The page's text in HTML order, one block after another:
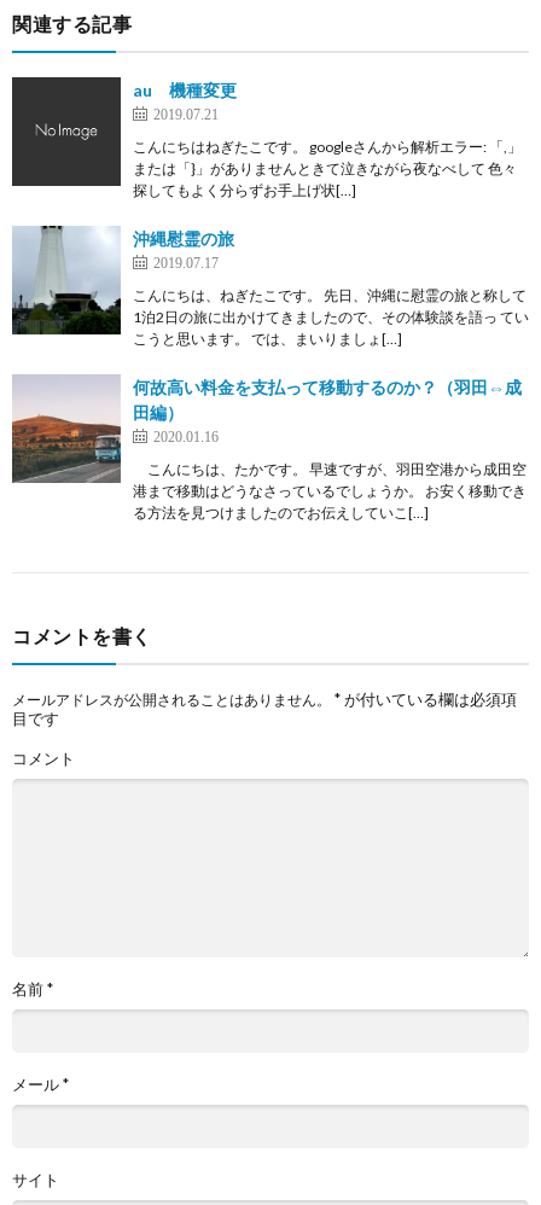
関連する記事
au 機種変更
2019.07.21
こんにちはねぎたこです。 googleさんから解析エラー: 「,」
または「}」がありませんときて泣きながら夜なべして 色々
探してもよく分らずお手上げ状[…]
沖縄慰霊の旅
2019.07.17
こんにちは、ねぎたこです。 先日、沖縄に慰霊の旅と称して
1泊2日の旅に出かけてきましたので、その体験談を語っ てい
こうと思います。 では、まいりましょ[…]
何故高い料金を支払って移動するのか？（羽田⇔成
田編）
2020.01.16
こんにちは、たかです。 早速ですが、羽田空港から成田空
港まで移動はどうなさっているでしょうか。 お安く移動でき
る方法を見つけましたのでお伝えしていこ[…]
コメントを書く
メールアドレスが公開されることはありません。 *が付いている欄は必須項
目です
コメント
名前*
メール*
サイト